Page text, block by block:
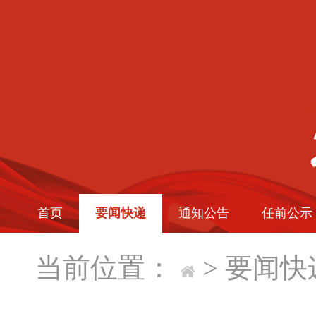
首页 要闻快递 通知公告 任前公示
当前位置： > 要闻快